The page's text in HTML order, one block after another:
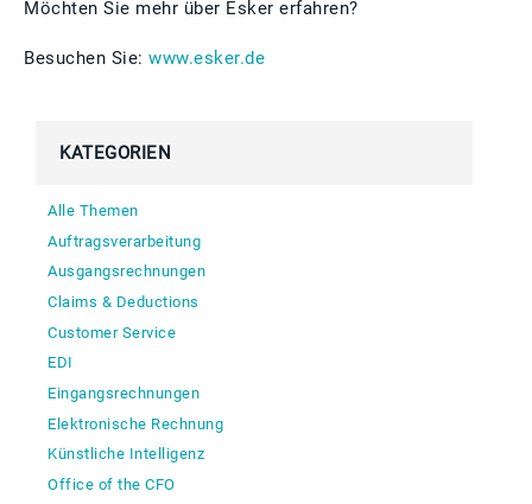
Möchten Sie mehr über Esker erfahren?
Besuchen Sie: www.esker.de
KATEGORIEN
Alle Themen
Auftragsverarbeitung
Ausgangsrechnungen
Claims & Deductions
Customer Service
EDI
Eingangsrechnungen
Elektronische Rechnung
Künstliche Intelligenz
Office of the CFO